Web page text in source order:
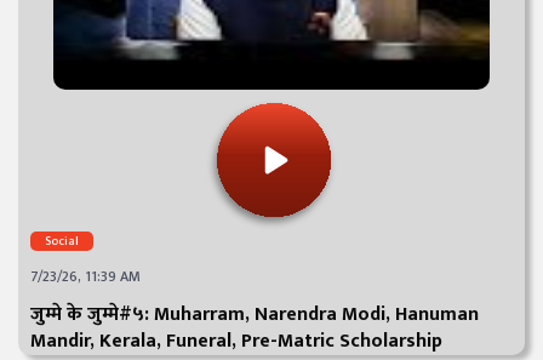
Social
7/23/26, 11:39 AM
जुम्मे के जुम्मे#५: Muharram, Narendra Modi, Hanuman
Mandir, Kerala, Funeral, Pre-Matric Scholarship